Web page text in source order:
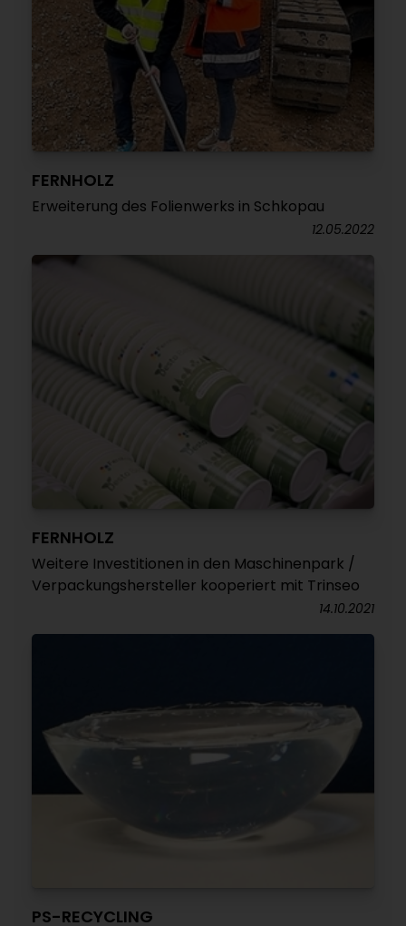
FERNHOLZ
Erweiterung des Folienwerks in Schkopau
12.05.2022
FERNHOLZ
Weitere Investitionen in den Maschinenpark /
Verpackungshersteller kooperiert mit Trinseo
14.10.2021
PS-RECYCLING